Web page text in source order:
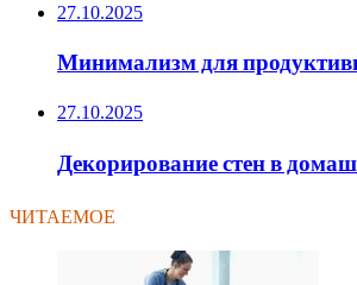
27.10.2025
Минимализм для
27.10.2025
Декорирование стен в
ЧИТАЕМОЕ